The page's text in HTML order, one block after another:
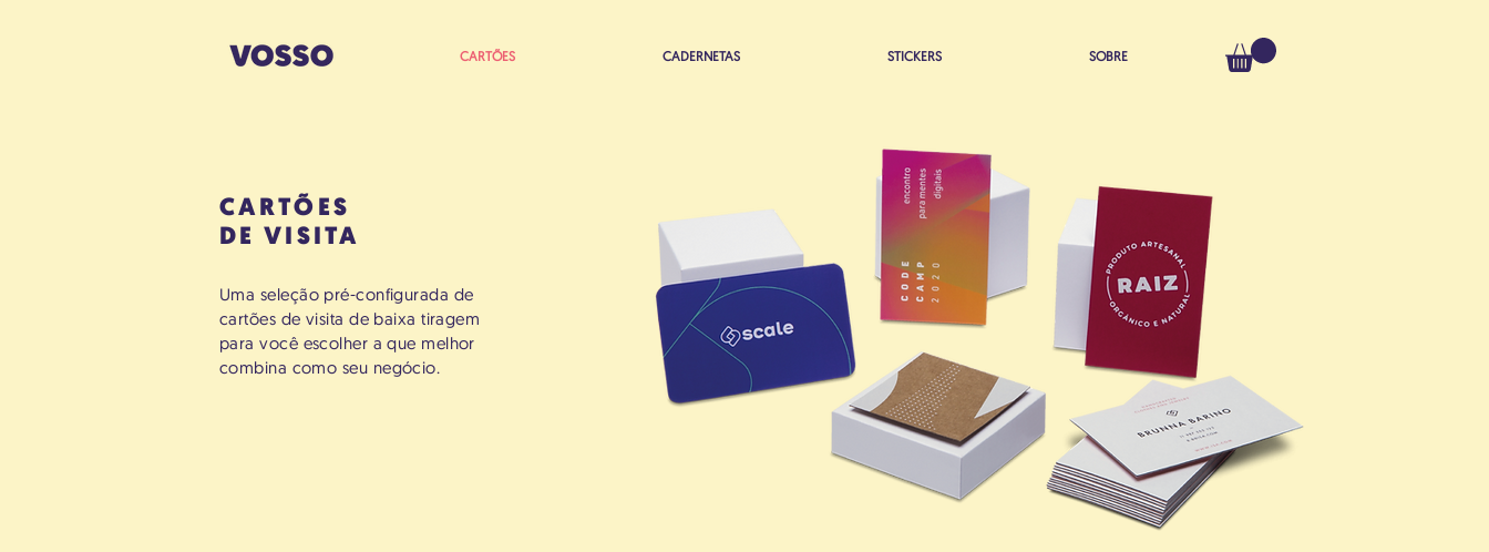
CARTÕES CADERNETAS STICKERS SOBRE
CARTÕES
DE VISITA
Uma seleção pré-configurada de
cartões de visita de baixa tiragem
para você escolher a que melhor
combina como seu negócio.